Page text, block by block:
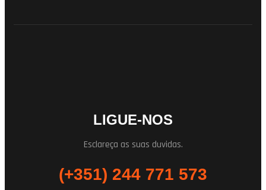
LIGUE-NOS
Esclareça as suas duvidas.
(+351) 244 771 573